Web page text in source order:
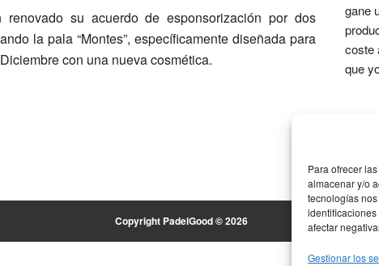
Para ofrecer
almacenar y/o
tecnologías
afectar
Gestionar los
renovado su acuerdo de esponsorización por dos
la pala “Montes”, específicamente diseñada para
con una nueva cosmética.
gane
coste
que
Copyright PadelGood © 2026